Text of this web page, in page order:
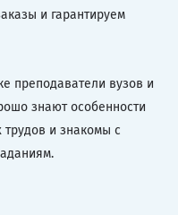
и гарантируем
преподаватели вузов и
знают особенности
и знакомы с